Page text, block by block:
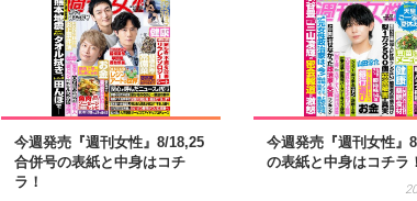
今週発売『週刊女性』8/18,25
合併号の表紙と中身はコチ
ラ！
今週発売『週刊女性』
の表紙と中身はコチラ！